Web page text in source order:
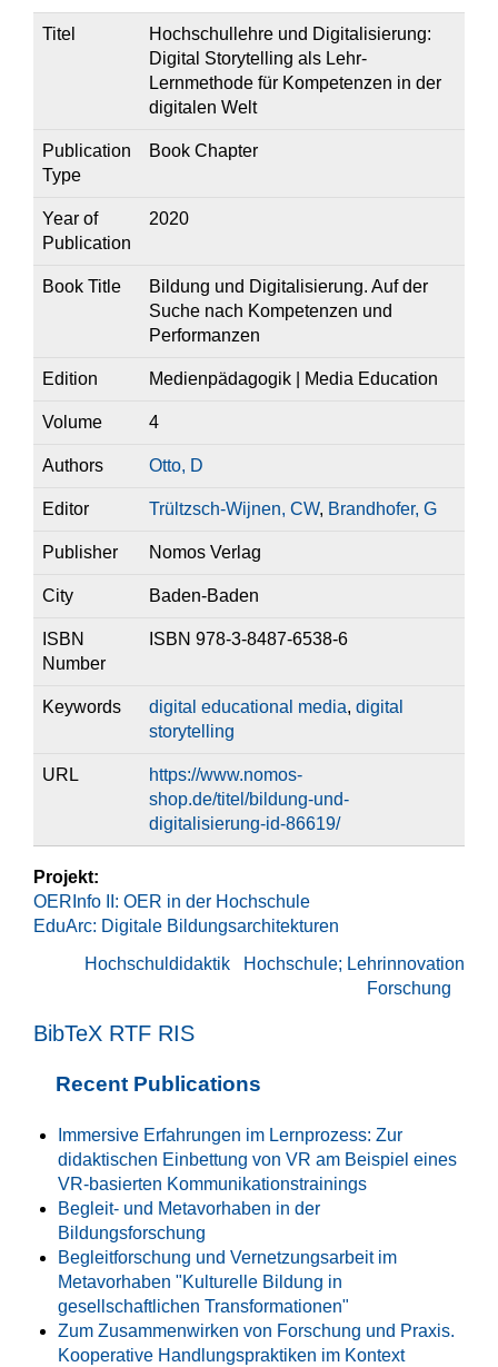
Titel
Hochschullehre und Digitalisierung:
Digital Storytelling als Lehr-
Lernmethode für Kompetenzen in der
digitalen Welt
Publication
Type
Book Chapter
Year of
Publication
2020
Book Title
Bildung und Digitalisierung. Auf der
Suche nach Kompetenzen und
Performanzen
Edition Medienpädagogik | Media Education
Volume 4
Authors Otto, D
Editor Trültzsch-Wijnen, CW, Brandhofer, G
Publisher Nomos Verlag
City Baden-Baden
ISBN
Number
ISBN 978-3-8487-6538-6
Keywords digital educational media, digital
storytelling
URL
https://www.nomos-
shop.de/titel/bildung-und-
digitalisierung-id-86619/
Projekt:
OERInfo II: OER in der Hochschule
EduArc: Digitale Bildungsarchitekturen
Hochschule; Lehrinnovation
Hochschuldidaktik
Forschung
BibTeX RTF RIS
Recent Publications
Immersive Erfahrungen im Lernprozess: Zur
didaktischen Einbettung von VR am Beispiel eines
VR-basierten Kommunikationstrainings
Begleit- und Metavorhaben in der
Bildungsforschung
Begleitforschung und Vernetzungsarbeit im
Metavorhaben "Kulturelle Bildung in
gesellschaftlichen Transformationen"
Zum Zusammenwirken von Forschung und Praxis.
Kooperative Handlungspraktiken im Kontext